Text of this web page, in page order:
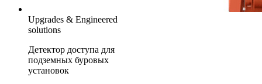
Upgrades & Engineered
solutions
Детектор доступа для
подземных буровых
установок